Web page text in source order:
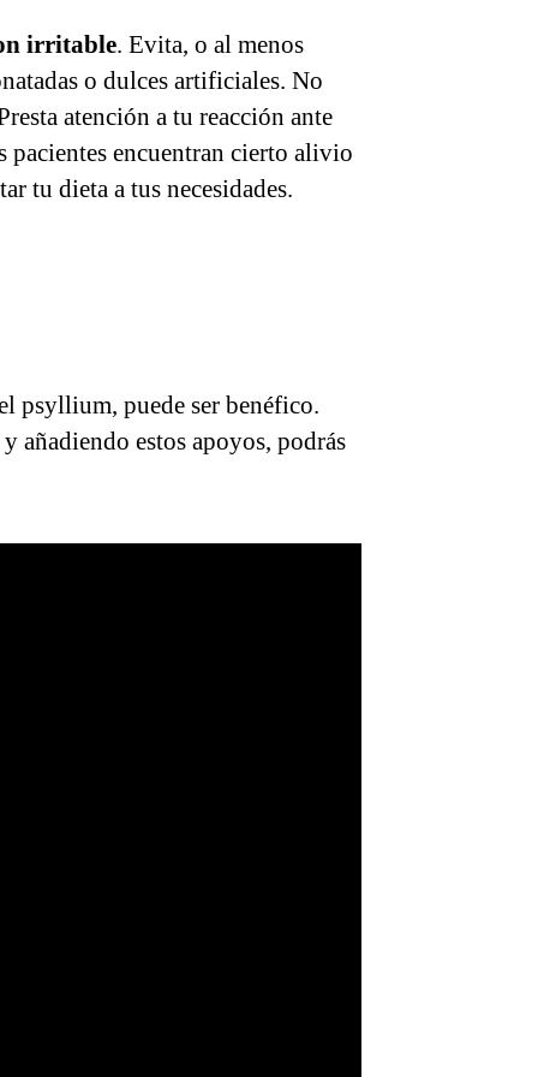
irritable. Evita, o al menos
o dulces artificiales. No
atención a tu reacción ante
pacientes encuentran cierto alivio
tu dieta a tus necesidades.
psyllium, puede ser benéfico.
estos apoyos, podrás